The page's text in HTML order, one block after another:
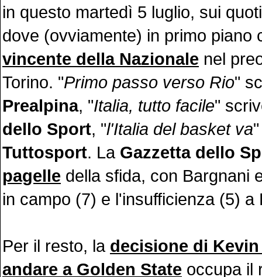
in questo martedì 5 luglio, sui
dove (ovviamente) in primo piano
vincente della Nazionale nel
Torino. "Primo passo verso Rio"
Prealpina, "Italia, tutto facile"
dello Sport, "l'Italia del basket va
Tuttosport. La Gazzetta dello
pagelle della sfida, con Bargnani
in campo (7) e l'insufficienza (5)
Per il resto, la decisione di
andare a Golden State occupa il